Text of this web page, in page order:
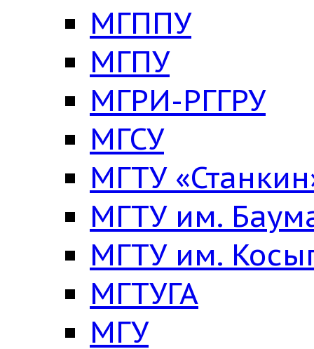
МГППУ
МГПУ
МГРИ-РГГРУ
МГСУ
МГТУ
МГТУ им.
МГТУ им.
МГТУГА
МГУ